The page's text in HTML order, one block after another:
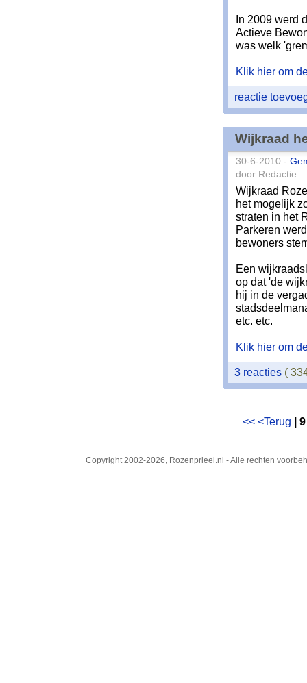
In 2009 werd
Actieve
was welk
Klik hier om
reactie
Wijkraad
30-6-2010 -
door Redactie
Wijkraad
het mogelijk
straten in het
Parkeren
bewoners
Een
op dat 'de
hij in de
etc. etc.
Klik hier om
3 reacties (
<< <Terug |
Copyright 2002-2026, Rozenprieel.nl - Alle rechten